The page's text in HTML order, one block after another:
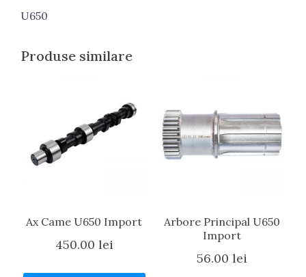
U650
Produse similare
Ax Came U650 Import
450.00 lei
Arbore Principal U650
Import
56.00 lei